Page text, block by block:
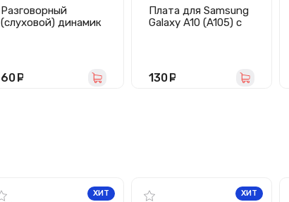
Разговорный
(слуховой) динамик
60
Плата для Samsung
Galaxy A10 (A105) с
130
ХИТ ХИТ